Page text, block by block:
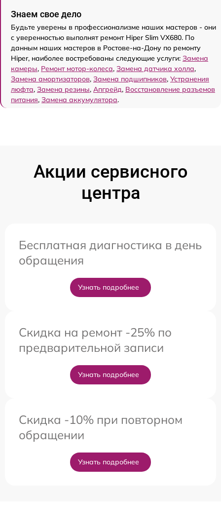
Знаем свое дело
Будьте уверены в профессионализме наших мастеров - они
с уверенностью выполнят ремонт Hiper Slim VX680. По
данным наших мастеров в Ростове-на-Дону по ремонту
Hiper, наиболее востребованы следующие услуги: Замена
камеры, Ремонт мотор-колеса, Замена датчика холла,
Замена амортизаторов, Замена подшипников, Устранения
люфта, Замена резины, Апгрейд, Восстановление разъемов
питания, Замена аккумулятора.
Акции сервисного
центра
Бесплатная диагностика в день
обращения
Узнать подробнее
Скидка на ремонт -25% по
предварительной записи
Узнать подробнее
Скидка -10% при повторном
обращении
Узнать подробнее